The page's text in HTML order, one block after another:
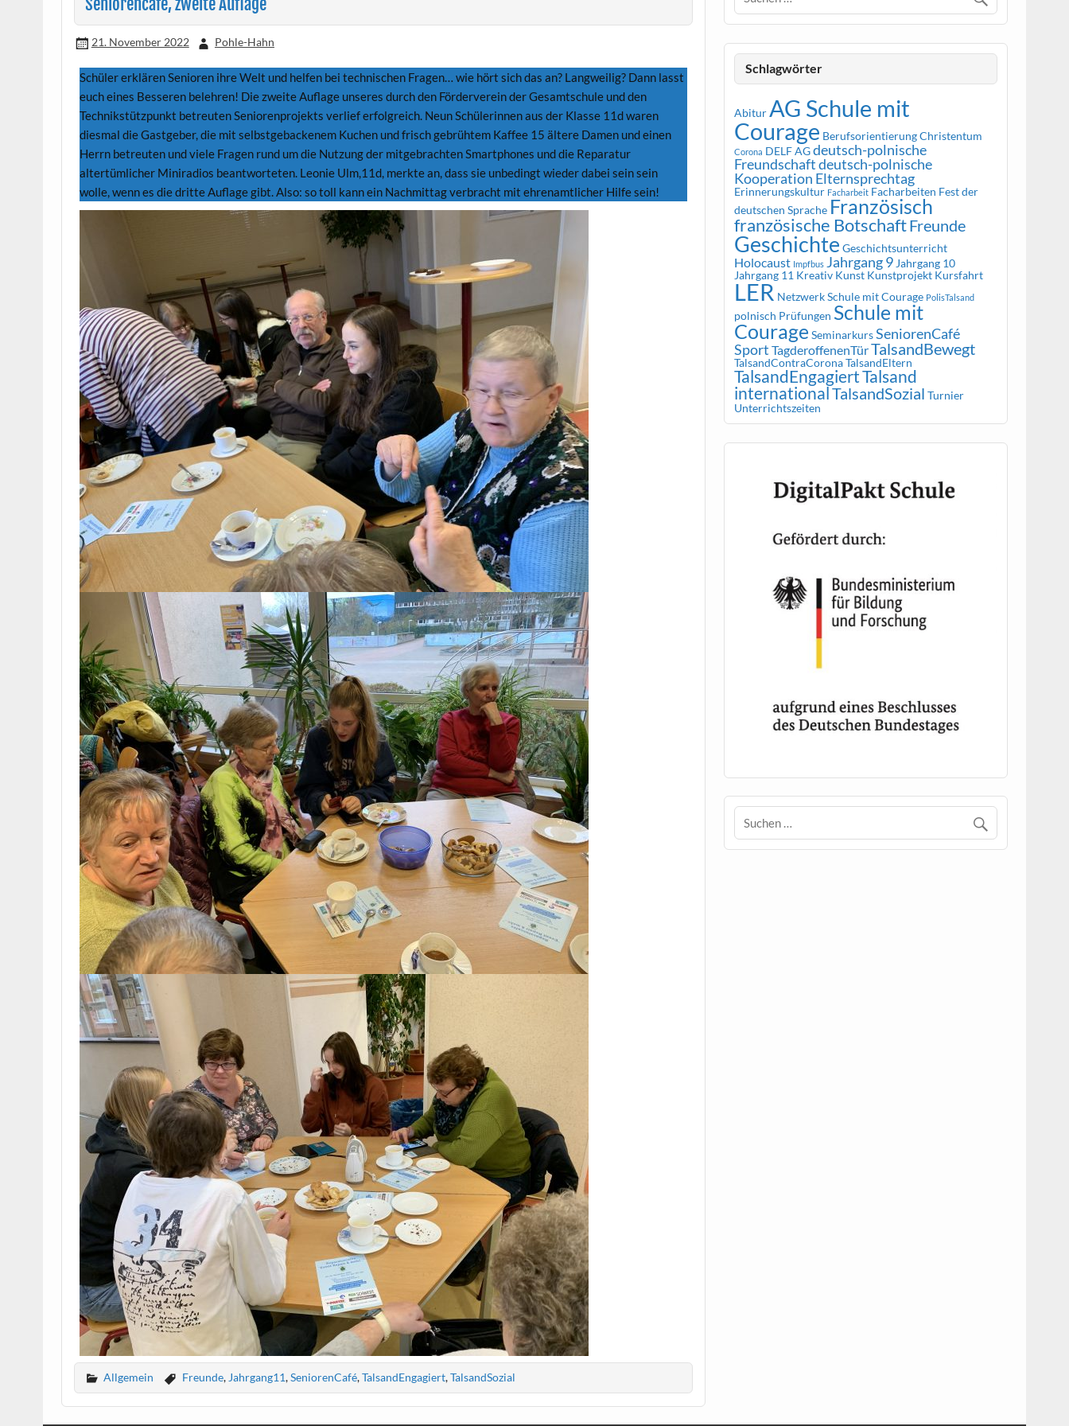
21. November 2022 Pohle-Hahn
Schüler erklären Senioren ihre Welt und helfen bei technischen Fragen… wie hört sich das an? Langweilig? Dann lasst
euch eines Besseren belehren! Die zweite Auflage unseres durch den Förderverein der Gesamtschule und den
Technikstützpunkt betreuten Seniorenprojekts verlief erfolgreich. Neun Schülerinnen aus der Klasse 11d waren
diesmal die Gastgeber, die mit selbstgebackenem Kuchen und frisch gebrühtem Kaffee 15 ältere Damen und einen
Herrn betreuten und viele Fragen rund um die Nutzung der mitgebrachten Smartphones und die Reparatur
altertümlicher Miniradios beantworteten. Leonie Ulm,11d, merkte an, dass sie unbedingt wieder dabei sein sein
wolle, wenn es die dritte Auflage gibt. Also: so toll kann ein Nachmittag verbracht mit ehrenamtlicher Hilfe sein!
Allgemein Freunde, Jahrgang11,SeniorenCafé,TalsandEngagiert,TalsandSozial
Schlagwörter
AbiturAG Schule mit
Courage BerufsorientierungChristentum
Corona DELF AGdeutsch-polnische
Freundschaftdeutsch-polnische
Kooperation Elternsprechtag
Erinnerungskultur Facharbeit Facharbeiten Fest der
deutschen Sprache Französisch
französische BotschaftFreunde
Geschichte Geschichtsunterricht
Holocaust Impfbus Jahrgang 9 Jahrgang 10
Jahrgang 11 Kreativ Kunst Kunstprojekt Kursfahrt
LER Netzwerk Schule mit Courage PolisTalsand
polnisch Prüfungen Schule mit
Courage SeminarkursSeniorenCafé
Sport TagderoffenenTürTalsandBewegt
TalsandContraCoronaTalsandEltern
TalsandEngagiertTalsand
internationalTalsandSozial Turnier
Unterrichtszeiten